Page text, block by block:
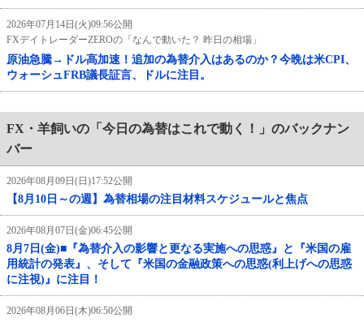
2026年07月14日(火)09:56公開
FXデイトレーダーZEROの「なんで動いた？ 昨日の相場」
原油急騰→ドル高加速！追加の為替介入はあるのか？今晩は米CPI、
ウォーシュFRB議長証言、ドルに注目。
FX・羊飼いの「今日の為替はこれで動く！」のバックナン
バー
2026年08月09日(日)17:52公開
【8月10日～の週】為替相場の注目材料スケジュールと焦点
2026年08月07日(金)06:45公開
8月7日(金)■『為替介入の影響と更なる実施への思惑』と『米国の雇
用統計の発表』、そして『米国の金融政策への思惑(利上げへの思惑
に注視)』に注目！
2026年08月06日(木)06:50公開